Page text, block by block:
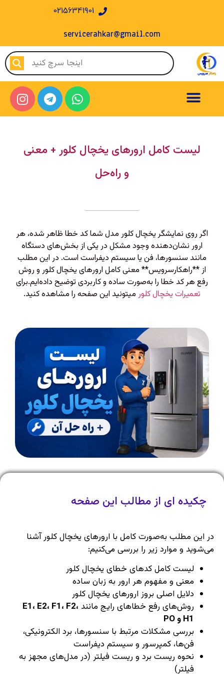
02156341901
servicerahkar@gmail.com
لیست کامل ارورهای یخچال کلور + معنی
و راه‌حل
اگر روی نمایشگر یخچال کلور مدل شما کد خطا ظاهر شده، هر
ارور نشان‌دهنده وجود مشکل در یکی از بخش‌های دستگاه
مانند سنسورها، فن یا سیستم دیفراست است. در این مطلب
از **راهکارسرویس** معنی کامل ارورهای یخچال کلور و روش
رفع هر کد خطا را به‌صورت ساده و کاربردی توضیح داده‌ایم.برای
تعمیرات یخچال کلور میتونید این صفحه را مشاهده کنید.
چکیده ای از مطالب این صفحه
در این مطلب به‌صورت کامل با ارورهای یخچال کلور آشنا
می‌شوید و موارد زیر را بررسی می‌کنیم:
لیست کامل کدهای خطای یخچال کلور
معنی و مفهوم هر ارور به زبان ساده
دلایل اصلی بروز ارورهای یخچال کلور
روش‌های رفع خطاهای رایج مانند E1، E2، F1، F2،
H1 و PO
بررسی مشکلات مرتبط با سنسورها، برد الکترونیکی،
فن‌ها، کمپرسور و سیستم دیفراست
نحوه ریست برد و ریست فیلتر (در مدل‌های مجهز به
فیلتر)